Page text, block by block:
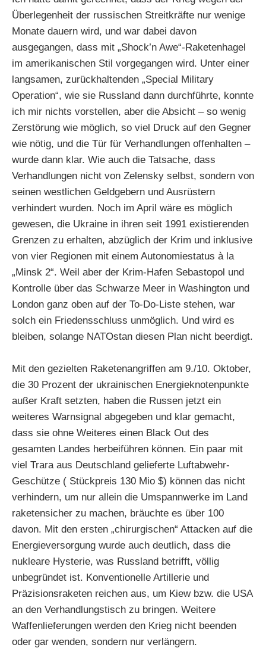
Überlegenheit der russischen Streitkräfte nur wenige
Monate dauern wird, und war dabei davon
ausgegangen, dass mit „Shock’n Awe“-Raketenhagel
im amerikanischen Stil vorgegangen wird. Unter einer
langsamen, zurückhaltenden „Special Military
Operation“, wie sie Russland dann durchführte, konnte
ich mir nichts vorstellen, aber die Absicht – so wenig
Zerstörung wie möglich, so viel Druck auf den Gegner
wie nötig, und die Tür für Verhandlungen offenhalten –
wurde dann klar. Wie auch die Tatsache, dass
Verhandlungen nicht von Zelensky selbst, sondern von
seinen westlichen Geldgebern und Ausrüstern
verhindert wurden. Noch im April wäre es möglich
gewesen, die Ukraine in ihren seit 1991 existierenden
Grenzen zu erhalten, abzüglich der Krim und inklusive
von vier Regionen mit einem Autonomiestatus à la
„Minsk 2“. Weil aber der Krim-Hafen Sebastopol und
Kontrolle über das Schwarze Meer in Washington und
London ganz oben auf der To-Do-Liste stehen, war
solch ein Friedensschluss unmöglich. Und wird es
bleiben, solange NATOstan diesen Plan nicht beerdigt.
Mit den gezielten Raketenangriffen am 9./10. Oktober,
die 30 Prozent der ukrainischen Energieknotenpunkte
außer Kraft setzten, haben die Russen jetzt ein
weiteres Warnsignal abgegeben und klar gemacht,
dass sie ohne Weiteres einen Black Out des
gesamten Landes herbeiführen können. Ein paar mit
viel Trara aus Deutschland gelieferte Luftabwehr-
Geschütze ( Stückpreis 130 Mio $) können das nicht
verhindern, um nur allein die Umspannwerke im Land
raketensicher zu machen, bräuchte es über 100
davon. Mit den ersten „chirurgischen“ Attacken auf die
Energieversorgung wurde auch deutlich, dass die
nukleare Hysterie, was Russland betrifft, völlig
unbegründet ist. Konventionelle Artillerie und
Präzisionsraketen reichen aus, um Kiew bzw. die USA
an den Verhandlungstisch zu bringen. Weitere
Waffenlieferungen werden den Krieg nicht beenden
oder gar wenden, sondern nur verlängern.